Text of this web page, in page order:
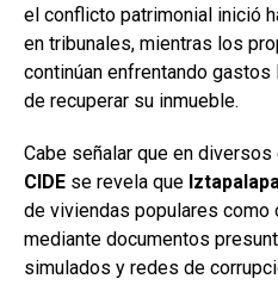
el conflicto patrimonial inició
en tribunales, mientras los
continúan enfrentando
de recuperar su inmueble.
Cabe señalar que en
CIDE se revela que
de viviendas populares como
mediante documentos
simulados y redes de